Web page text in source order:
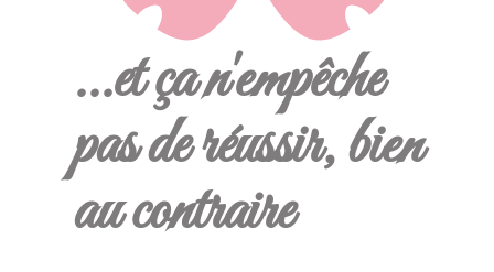
...et ça n'empêche
pas de réussir, bien
au contraire